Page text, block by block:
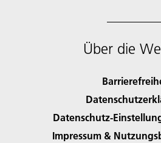
Über die
Datenschutz-
Impressum &